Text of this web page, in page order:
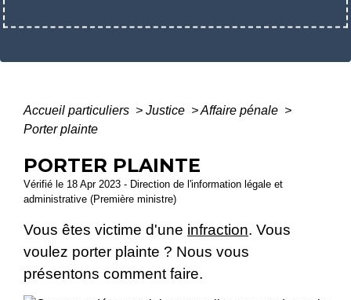
Accueil particuliers > Justice >Affaire pénale >
Porter plainte
PORTER PLAINTE
Vérifié le 18 Apr 2023 - Direction de l'information légale et
administrative (Première ministre)
Vous êtes victime d'une infraction. Vous
voulez porter plainte ? Nous vous
présentons comment faire.